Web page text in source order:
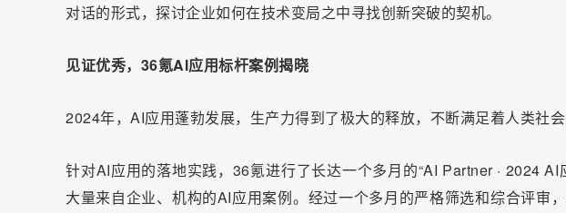
对话的形式，探讨企业如何在技术变局之中寻找创新突破的契机。
见证优秀，36氪AI应用标杆案例揭晓
2024年，AI应用蓬勃发展，生产力得到了极大的释放，不断满足着人类社会
针对AI应用的落地实践，36氪进行了长达一个多月的“AI Partner · 2024
大量来自企业、机构的AI应用案例。经过一个多月的严格筛选和综合评审